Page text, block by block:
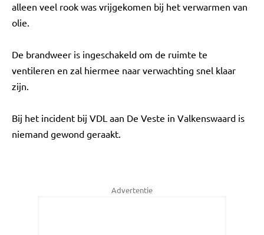
alleen veel rook was vrijgekomen bij het verwarmen van
olie.
De brandweer is ingeschakeld om de ruimte te
ventileren en zal hiermee naar verwachting snel klaar
zijn.
Bij het incident bij VDL aan De Veste in Valkenswaard is
niemand gewond geraakt.
Advertentie